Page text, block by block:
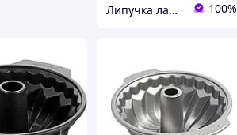
Липучка лавка кондитера 100%